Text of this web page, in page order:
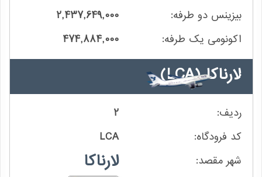
2,437,649,000
474,884,000
لارناکا(LCA)
2
LCA
لارناکا